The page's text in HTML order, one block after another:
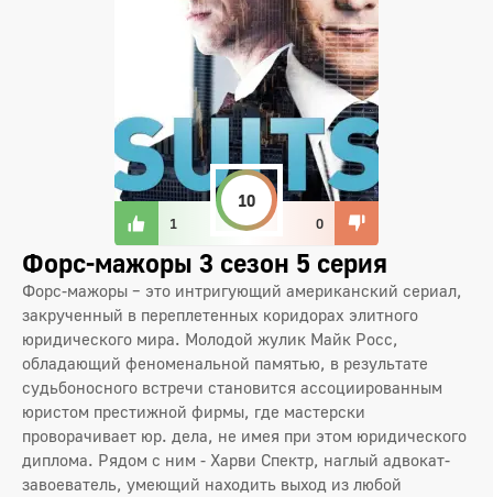
1
10
0
Форс-мажоры 3 сезон 5 серия
Форс-мажоры – это интригующий американский сериал,
закрученный в переплетенных коридорах элитного
юридического мира. Молодой жулик Майк Росс,
обладающий феноменальной памятью, в результате
судьбоносного встречи становится ассоциированным
юристом престижной фирмы, где мастерски
проворачивает юр. дела, не имея при этом юридического
диплома. Рядом с ним - Харви Спектр, наглый адвокат-
завоеватель, умеющий находить выход из любой